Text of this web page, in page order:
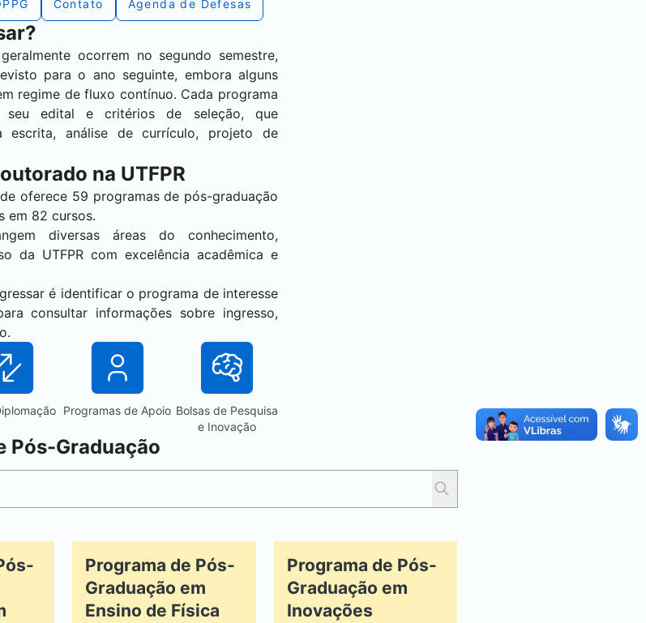
Contato Agenda de Defesas
ocorrem no segundo semestre,
para o ano seguinte, embora alguns
regime de fluxo contínuo. Cada programa
seu edital e critérios de seleção, que
escrita, análise de currículo, projeto de
na UTFPR
oferece 59 programas de pós-graduação
em 82 cursos.
diversas áreas do conhecimento,
da UTFPR com excelência acadêmica e
é identificar o programa de interesse
consultar informações sobre ingresso,
Programas de Apoio Bolsas de Pesquisa
e Inovação
Pós-Graduação
Programa de Pós-
Graduação em
Ensino de Física
Programa de Pós-
Graduação em
Inovações